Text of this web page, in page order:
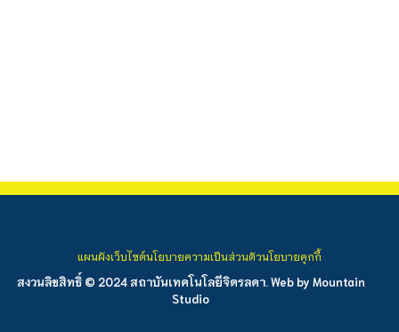
สงวนลิขสิทธิ์ © 2024 สถาบันเทคโนโลยีจิตรลดา. Web by Mountain
Studio
แผนผังเว็บไซต์นโยบายความเป็นส่วนตัวนโยบายคุกกี้